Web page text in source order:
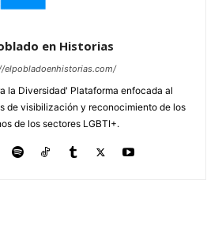
en Historias
elpobladoenhistorias.com/
la Diversidad' Plataforma enfocada al
de visibilización y reconocimiento de los
de los sectores LGBTI+.